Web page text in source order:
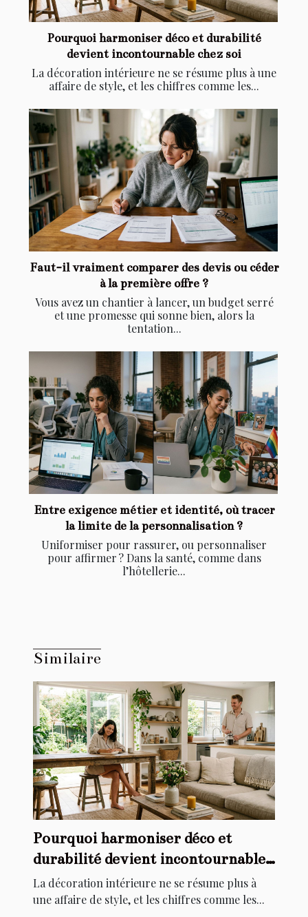
Pourquoi harmoniser déco et durabilité
devient incontournable chez soi
La décoration intérieure ne se résume plus à une
affaire de style, et les chiffres comme les...
Faut-il vraiment comparer des devis ou céder
à la première offre ?
Vous avez un chantier à lancer, un budget serré
et une promesse qui sonne bien, alors la
tentation...
Entre exigence métier et identité, où tracer
la limite de la personnalisation ?
Uniformiser pour rassurer, ou personnaliser
pour affirmer ? Dans la santé, comme dans
l’hôtellerie...
Similaire
Pourquoi harmoniser déco et
durabilité devient incontournable
chez soi
La décoration intérieure ne se résume plus à
une affaire de style, et les chiffres comme les...